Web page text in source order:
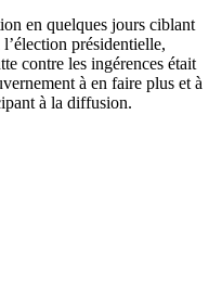
en quelques jours ciblant
présidentielle,
contre les ingérences était
à en faire plus et à
à la diffusion.